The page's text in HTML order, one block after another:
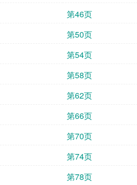
第46页
第50页
第54页
第58页
第62页
第66页
第70页
第74页
第78页